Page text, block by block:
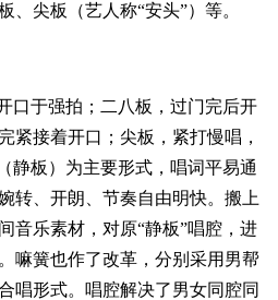
、尖板（艺人称“安头”）等。
口于强拍；二八板，过门完后开
紧接着开口；尖板，紧打慢唱，
静板）为主要形式，唱词平易通
转、开朗、节奏自由明快。搬上
音乐素材，对原“静板”唱腔，进
嘛簧也作了改革，分别采用男帮
唱形式。唱腔解决了男女同腔同